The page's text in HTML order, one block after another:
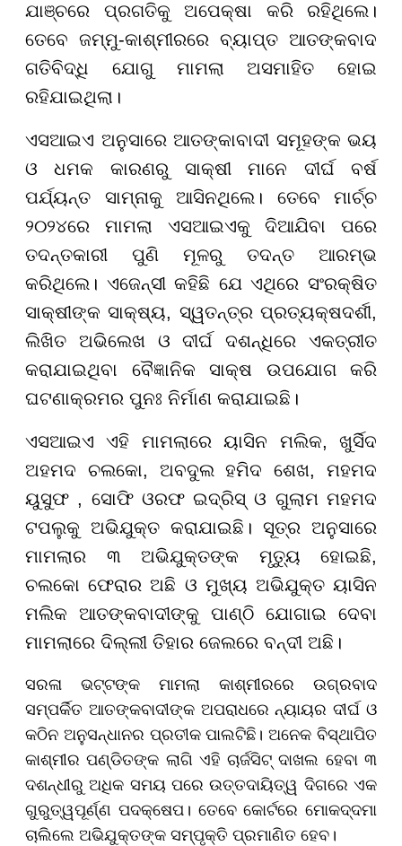
ଯାଞ୍ଚରେ ପ୍ରଗତିକୁ ଅପେକ୍ଷା କରି ରହିଥିଲେ।
ତେବେ ଜମ୍ମୁ-କାଶ୍ମୀରରେ ବ୍ୟାପ୍ତ ଆତଙ୍କବାଦ
ଗତିବିଦ୍ଧି ଯୋଗୁ ମାମଲା ଅସମାହିତ ହୋଇ
ରହିଯାଇଥିଲା।
ଏସଆଇଏ ଅନୁସାରେ ଆତଙ୍କାବାଦୀ ସମୂହଙ୍କ ଭୟ
ଓ ଧମକ କାରଣରୁ ସାକ୍ଷୀ ମାନେ ଦୀର୍ଘ ବର୍ଷ
ପର୍ଯ୍ୟନ୍ତ ସାମ୍ନାକୁ ଆସିନଥିଲେ। ତେବେ ମାର୍ଚ୍ଚ
୨୦୨୪ରେ ମାମଲା ଏସଆଇଏକୁ ଦିଆଯିବା ପରେ
ତଦନ୍ତକାରୀ ପୁଣି ମୂଳରୁ ତଦନ୍ତ ଆରମ୍ଭ
କରିଥିଲେ। ଏଜେନ୍ସୀ କହିଛି ଯେ ଏଥିରେ ସଂରକ୍ଷିତ
ସାକ୍ଷୀଙ୍କ ସାକ୍ଷ୍ୟ, ସ୍ୱତନ୍ତ୍ର ପ୍ରତ୍ୟକ୍ଷଦର୍ଶୀ,
ଲିଖିତ ଅଭିଲେଖ ଓ ଦୀର୍ଘ ଦଶନ୍ଧିରେ ଏକତ୍ରୀତ
କରାଯାଇଥିବା ବୈଜ୍ଞାନିକ ସାକ୍ଷ ଉପଯୋଗ କରି
ଘଟଣାକ୍ରମର ପୁନଃ ନିର୍ମାଣ କରାଯାଇଛି।
ଏସଆଇଏ ଏହି ମାମଲାରେ ୟାସିନ ମଲିକ, ଖୁର୍ସିଦ
ଅହମଦ ଚଲକୋ, ଅବଦୁଲ ହମିଦ ଶେଖ, ମହମଦ
ୟୁସୁଫ , ସୋଫି ଓରଫ ଇଦ୍ରିସ୍ ଓ ଗୁଲାମ ମହମଦ
ଟପଲୁକୁ ଅଭିଯୁକ୍ତ କରାଯାଇଛି। ସୂତ୍ର ଅନୁସାରେ
ମାମଲାର ୩ ଅଭିଯୁକ୍ତଙ୍କ ମୃତ୍ୟୁ ହୋଇଛି,
ଚଲକୋ ଫେରାର ଅଛି ଓ ମୁଖ୍ୟ ଅଭିଯୁକ୍ତ ୟାସିନ
ମଲିକ ଆତଙ୍କବାଦୀଙ୍କୁ ପାଣ୍ଠି ଯୋଗାଇ ଦେବା
ମାମଲାରେ ଦିଲ୍ଲୀ ତିହାର ଜେଲରେ ବନ୍ଦୀ ଅଛି।
ସରଳା ଭଟ୍ଟଙ୍କ ମାମଲା କାଶ୍ମୀରରେ ଉଗ୍ରବାଦ
ସମ୍ପର୍କିତ ଆତଙ୍କବାଦୀଙ୍କ ଅପରାଧରେ ନ୍ୟାୟର ଦୀର୍ଘ ଓ
କଠିନ ଅନୁସନ୍ଧାନର ପ୍ରତୀକ ପାଲଟିଛି। ଅନେକ ବିସ୍ଥାପିତ
କାଶ୍ମୀର ପଣ୍ଡିତଙ୍କ ଲାଗି ଏହି ଚାର୍ଜସିଟ୍ ଦାଖଲ ହେବା ୩
ଦଶନ୍ଧୀରୁ ଅଧିକ ସମୟ ପରେ ଉତ୍ତଦାୟିତ୍ୱ ଦିଗରେ ଏକ
ଗୁରୁତ୍ୱପୂର୍ଣ୍ଣ ପଦକ୍ଷେପ। ତେବେ କୋର୍ଟରେ ମୋକଦ୍ଦମା
ଚାଲିଲେ ଅଭିଯୁକ୍ତଙ୍କ ସମ୍ପୃକ୍ତି ପ୍ରମାଣିତ ହେବ।